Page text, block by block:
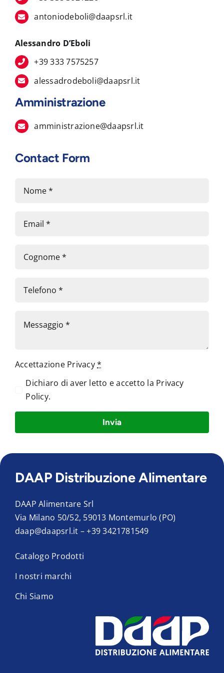
antoniodeboli@daapsrl.it
Alessandro D’Eboli
+39 333 7575257
alessadrodeboli@daapsrl.it
Amministrazione
amministrazione@daapsrl.it
Contact Form
Accettazione Privacy*
Dichiaro di aver letto e accetto la Privacy
Policy.
Invia
DAAP Distribuzione Alimentare
DAAP Alimentare Srl
Via Milano 50/52, 59013 Montemurlo (PO)
daap@daapsrl.it –+39 3421781549
Catalogo Prodotti
I nostri marchi
Chi Siamo